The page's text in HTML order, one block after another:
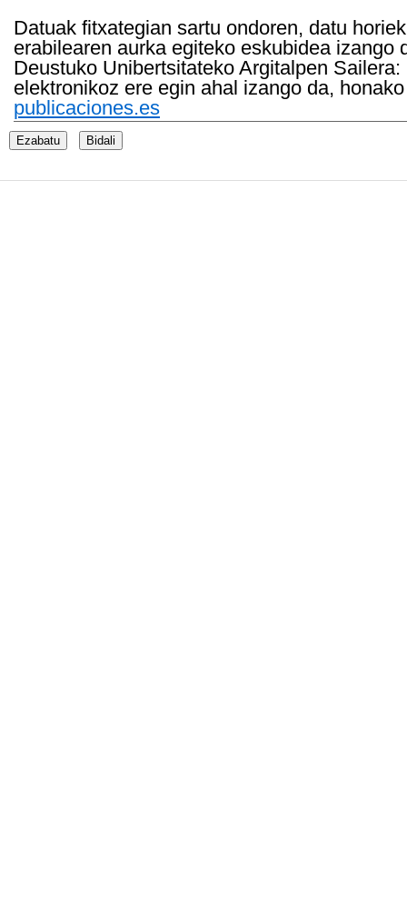
Datuak fitxategian sartu ondoren, datu
erabilearen aurka egiteko eskubidea
Deustuko Unibertsitateko Argitalpen
elektronikoz ere egin ahal izango da,
publicaciones.es
Ezabatu Bidali